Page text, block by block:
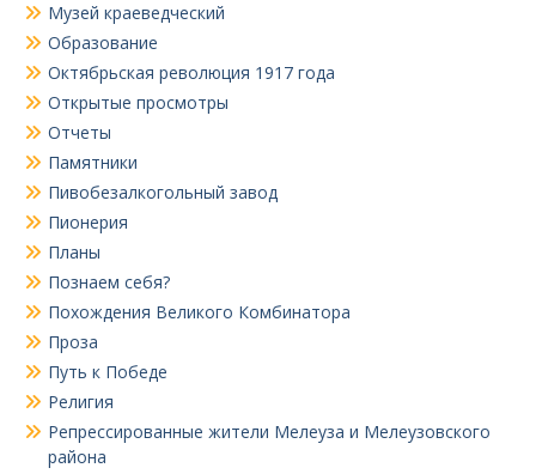
Музей краеведческий
Образование
Октябрьская революция 1917 года
Открытые просмотры
Отчеты
Памятники
Пивобезалкогольный завод
Пионерия
Планы
Познаем себя?
Похождения Великого Комбинатора
Проза
Путь к Победе
Религия
Репрессированные жители Мелеуза и Мелеузовского
района